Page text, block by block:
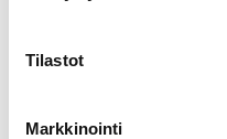
Tilastot
Markkinointi